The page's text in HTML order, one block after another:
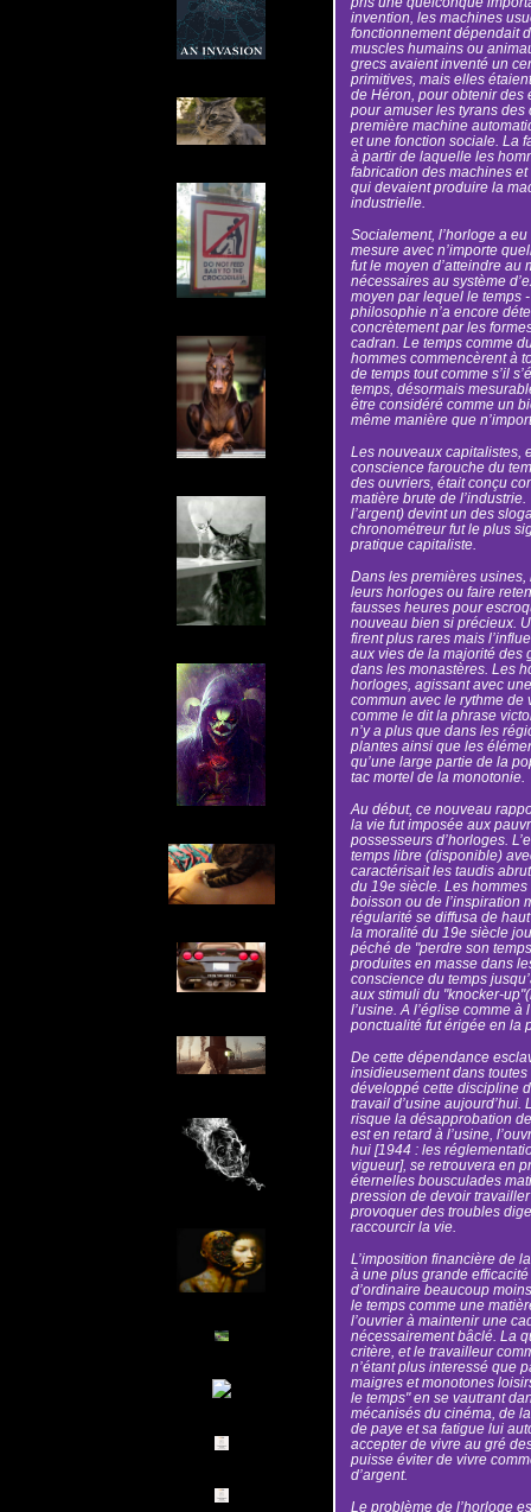
invention, les machines
fonctionnement dépendait
muscles humains ou
grecs avaient inventé un
primitives, mais elles
de Héron, pour obtenir des
pour amuser les tyrans des
première machine
et une fonction sociale. La
à partir de laquelle les
fabrication des machines
qui devaient produire la
industrielle.
Socialement, l’horloge a
mesure avec n’importe
fut le moyen d’atteindre
nécessaires au système
moyen par lequel le temps
philosophie n’a encore
concrètement par les
cadran. Le temps comme
hommes commencèrent à
de temps tout comme s’il
temps, désormais
être considéré comme un
même manière que
Les nouveaux capitalistes,
conscience farouche du
des ouvriers, était conçu
matière brute de l’industrie.
l’argent) devint un des
chronométreur fut le plus
pratique capitaliste.
Dans les premières usines,
leurs horloges ou faire
fausses heures pour
nouveau bien si précieux.
firent plus rares mais
aux vies de la majorité des
dans les monastères. Les
horloges, agissant avec
commun avec le rythme de
comme le dit la phrase
n’y a plus que dans les
plantes ainsi que les
qu’une large partie de la
tac mortel de la monotonie.
Au début, ce nouveau
la vie fut imposée aux
possesseurs d’horloges.
temps libre (disponible)
caractérisait les taudis
du 19e siècle. Les
boisson ou de l’inspiration
régularité se diffusa de
la moralité du 19e siècle
péché de "perdre son
produites en masse dans
conscience du temps
aux stimuli du "knocker-
l’usine. A l’église comme
ponctualité fut érigée en la
De cette dépendance
insidieusement dans toutes
développé cette discipline
travail d’usine aujourd’hui.
risque la désapprobation
est en retard à l’usine,
hui [1944 : les
vigueur], se retrouvera en
éternelles bousculades
pression de devoir
provoquer des troubles
raccourcir la vie.
L’imposition financière de
à une plus grande
d’ordinaire beaucoup
le temps comme une
l’ouvrier à maintenir une
nécessairement bâclé. La
critère, et le travailleur
n’étant plus interessé que
maigres et monotones
le temps" en se vautrant
mécanisés du cinéma, de
de paye et sa fatigue lui
accepter de vivre au gré
puisse éviter de vivre
d’argent.
Le problème de l’horloge